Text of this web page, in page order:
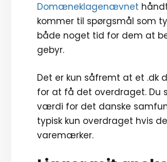
Domæneklagenævnet
kommer til spørgsmål som
både noget tid for dem at
gebyr.
Det er kun såfremt at et .dk
for at få det overdraget. Du
værdi for det danske
typisk kun overdraget hvis
varemærker.